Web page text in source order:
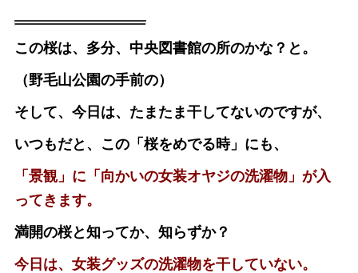
この桜は、多分、中央図書館の所のかな？と。
（野毛山公園の手前の）
そして、今日は、たまたま干してないのですが、
いつもだと、この「桜をめでる時」にも、
「景観」に「向かいの女装オヤジの洗濯物」が入
ってきます。
満開の桜と知ってか、知らずか？
今日は、女装グッズの洗濯物を干していない。